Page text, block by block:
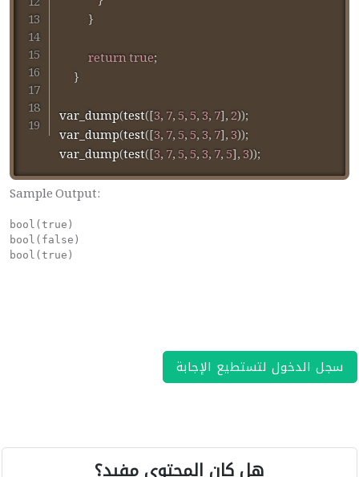
}
returntrue;
}
var_dump(test([3,7,5,5,3,7],2));
var_dump(test([3,7,5,5,3,7],3));
var_dump(test([3,7,5,5,3,7,5],3));
Sample Output:
bool(true)
bool(false)
bool(true)
سجل الدخول لتستطيع الإجابة
هل كان المحتوى مفيد؟